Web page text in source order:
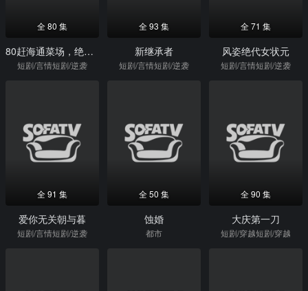
全 80 集
80赶海通菜场，绝不再当冤大头
短剧/言情短剧/逆袭
全 93 集
新继承者
短剧/言情短剧/逆袭
全 71 集
风姿绝代女状元
短剧/言情短剧/逆袭
全 91 集
爱你无关朝与暮
短剧/言情短剧/逆袭
全 50 集
蚀婚
都市
全 90 集
大庆第一刀
短剧/穿越短剧/穿越